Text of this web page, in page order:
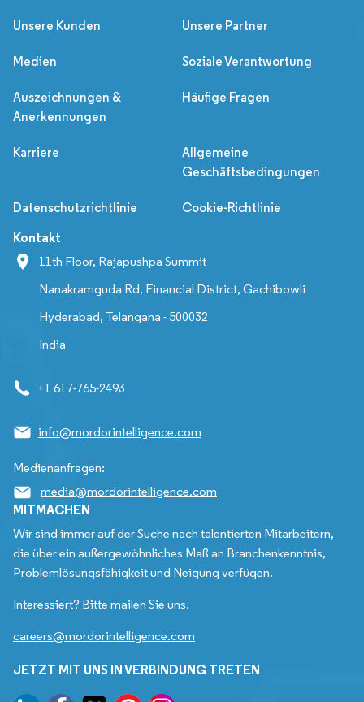
Unsere Kunden Unsere Partner
Medien Soziale Verantwortung
Auszeichnungen &
Anerkennungen
Häufige Fragen
Karriere
Allgemeine
Geschäftsbedingungen
Datenschutzrichtlinie Cookie-Richtlinie
Kontakt
11th Floor, Rajapushpa Summit
Nanakramguda Rd, Financial District, Gachibowli
Hyderabad, Telangana - 500032
India
+1 617-765-2493
info@mordorintelligence.com
Medienanfragen:
media@mordorintelligence.com
MITMACHEN
Wir sind immer auf der Suche nach talentierten Mitarbeitern,
die über ein außergewöhnliches Maß an Branchenkenntnis,
Problemlösungsfähigkeit und Neigung verfügen.
Interessiert? Bitte mailen Sie uns.
careers@mordorintelligence.com
JETZT MIT UNS IN VERBINDUNG TRETEN